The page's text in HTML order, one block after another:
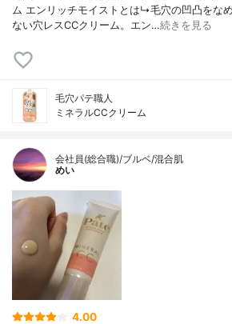
ム エンリッチモイストとは↳毛穴の凹凸をな
ない穴レスCCクリーム。エン…続きを見る
毛穴パテ職人
ミネラルCCクリーム
会社員(総合職)/ブルベ/混合肌
めい
4.00